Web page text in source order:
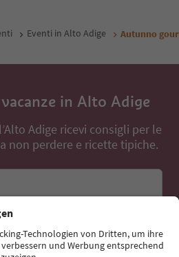
Eventi in Alto Adige Autunno
in Alto Adige
Adige ricevi consigli per le
non perdere e ricette tipiche.
alla newsletter